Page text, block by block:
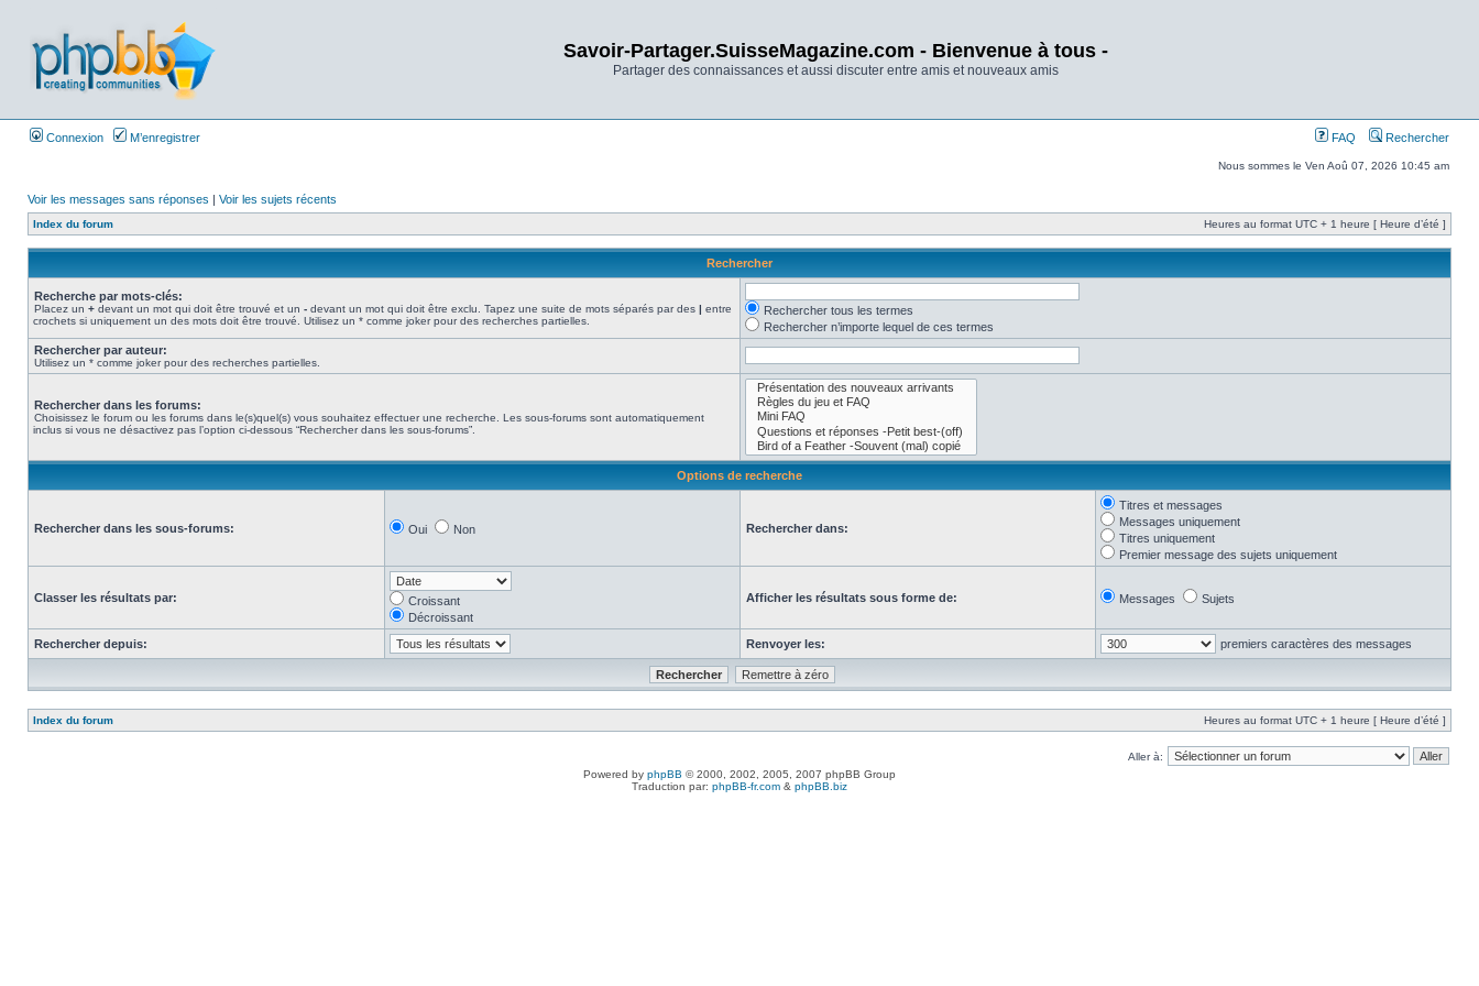
Savoir-Partager.SuisseMagazine.com - Bienvenue à tous -
Partager des connaissances et aussi discuter entre amis et nouveaux amis
Connexion M’enregistrer FAQ Rechercher
Nous sommes le Ven Aoû 07, 2026 10:45 am
Voir les messages sans réponses | Voir les sujets récents
Index du forum Heures au format UTC + 1 heure [ Heure d’été ]
Rechercher
Recherche par mots-clés:
Placez un + devant un mot qui doit être trouvé et un - devant un mot qui doit être exclu. Tapez une suite de mots séparés par des | entre
crochets si uniquement un des mots doit être trouvé. Utilisez un * comme joker pour des recherches partielles.
Rechercher tous les termes
Rechercher n’importe lequel de ces termes
Rechercher par auteur:
Utilisez un * comme joker pour des recherches partielles.
Rechercher dans les forums:
Choisissez le forum ou les forums dans le(s)quel(s) vous souhaitez effectuer une recherche. Les sous-forums sont automatiquement
inclus si vous ne désactivez pas l’option ci-dessous “Rechercher dans les sous-forums”.
Options de recherche
Rechercher dans les sous-forums: Oui Non Rechercher dans:
Titres et messages
Messages uniquement
Titres uniquement
Premier message des sujets uniquement
Classer les résultats par:
Croissant
Décroissant
Afficher les résultats sous forme de: Messages Sujets
Rechercher depuis: Renvoyer les: premiers caractères des messages
Index du forum Heures au format UTC + 1 heure [ Heure d’été ]
Aller à:
Powered by phpBB © 2000, 2002, 2005, 2007 phpBB Group
Traduction par: phpBB-fr.com & phpBB.biz